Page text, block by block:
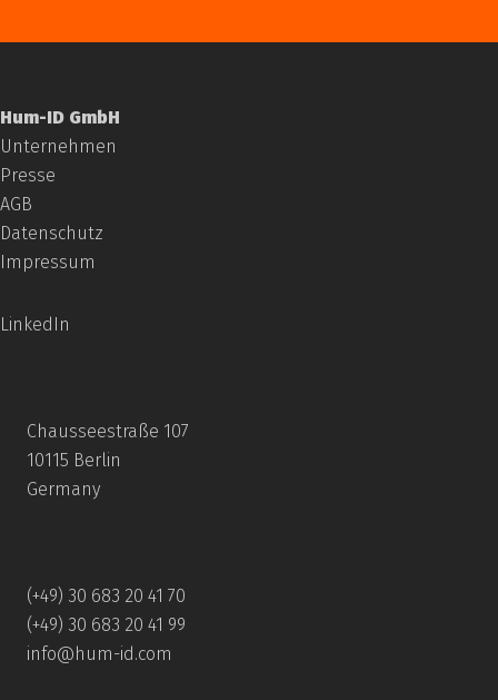
Hum-ID GmbH
Unternehmen
Presse
AGB
Datenschutz
Impressum
LinkedIn
Chausseestraße 107
10115 Berlin
Germany
(+49) 30 683 20 41 70
(+49) 30 683 20 41 99
info@hum-id.com